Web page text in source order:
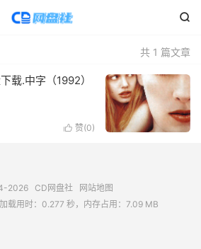

共 1 篇文章
载.中字（1992）
 赞(0)
2026 CD网盘社
网站地图
载用时：0.277 秒，内存占用：7.09 MB